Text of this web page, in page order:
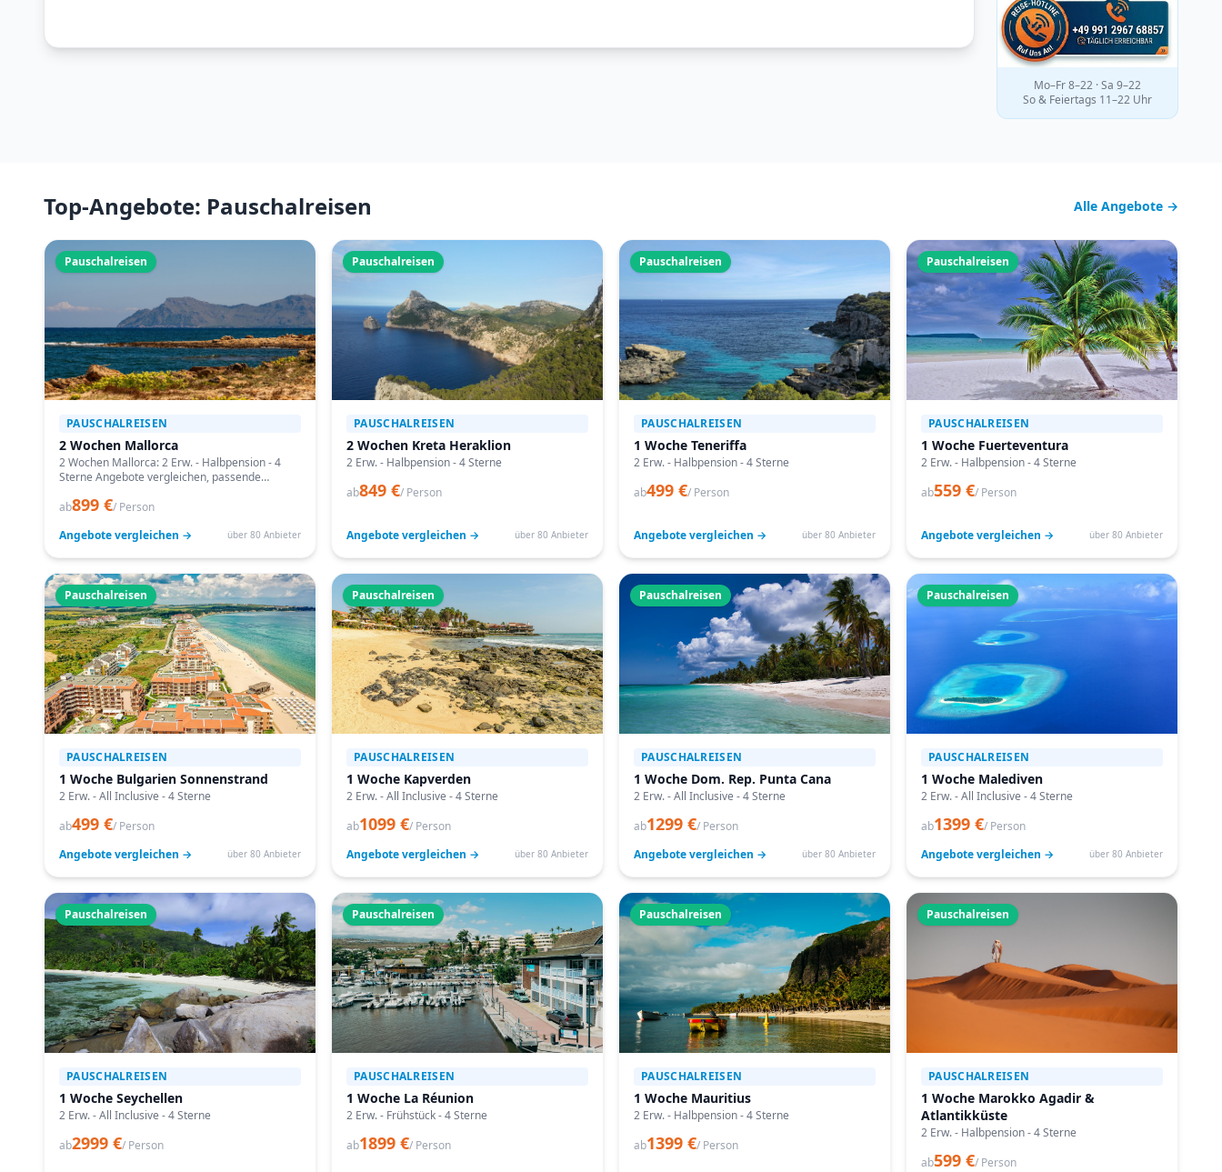
Mo–Fr 8–22 · Sa 9–22
So & Feiertags 11–22 Uhr
Top-Angebote: Pauschalreisen Alle Angebote →
Pauschalreisen
PAUSCHALREISEN
2 Wochen Mallorca
2 Wochen Mallorca: 2 Erw. - Halbpension - 4
Sterne Angebote vergleichen, passende
buchen.
ab899 €/ Person
Angebote vergleichen →
über 80 Anbieter
Pauschalreisen
PAUSCHALREISEN
2 Wochen Kreta Heraklion
2 Erw. - Halbpension - 4 Sterne
ab849 €/ Person
Angebote vergleichen → über 80 Anbieter
Pauschalreisen
PAUSCHALREISEN
1 Woche Teneriffa
2 Erw. - Halbpension - 4 Sterne
ab499 €/ Person
Angebote vergleichen → über 80 Anbieter
Pauschalreisen
PAUSCHALREISEN
1 Woche Fuerteventura
2 Erw. - Halbpension - 4 Sterne
ab559 €/ Person
Angebote vergleichen → über 80 Anbieter
Pauschalreisen
PAUSCHALREISEN
1 Woche Bulgarien Sonnenstrand
2 Erw. - All Inclusive - 4 Sterne
ab499 €/ Person
Angebote vergleichen →
über 80 Anbieter
Pauschalreisen
PAUSCHALREISEN
1 Woche Kapverden
2 Erw. - All Inclusive - 4 Sterne
ab1099 €/ Person
Angebote vergleichen →
über 80 Anbieter
Pauschalreisen
PAUSCHALREISEN
1 Woche Dom. Rep. Punta Cana
2 Erw. - All Inclusive - 4 Sterne
ab1299 €/ Person
Angebote vergleichen →
über 80 Anbieter
Pauschalreisen
PAUSCHALREISEN
1 Woche Malediven
2 Erw. - All Inclusive - 4 Sterne
ab1399 €/ Person
Angebote vergleichen →
über 80 Anbieter
Pauschalreisen
PAUSCHALREISEN
1 Woche Seychellen
2 Erw. - All Inclusive - 4 Sterne
ab2999 €/ Person
Pauschalreisen
PAUSCHALREISEN
1 Woche La Réunion
2 Erw. - Frühstück - 4 Sterne
ab1899 €/ Person
Pauschalreisen
PAUSCHALREISEN
1 Woche Mauritius
2 Erw. - Halbpension - 4 Sterne
ab1399 €/ Person
Pauschalreisen
PAUSCHALREISEN
1 Woche Marokko Agadir &
Atlantikküste
2 Erw. - Halbpension - 4 Sterne
ab599 €/ Person